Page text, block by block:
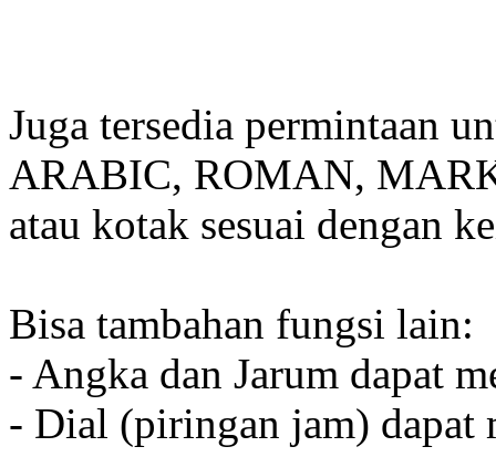
Juga tersedia permintaan
ARABIC, ROMAN,
atau kotak sesuai dengan
Bisa tambahan fungsi lain:
- Angka dan Jarum dapat
- Dial (piringan jam) dapat